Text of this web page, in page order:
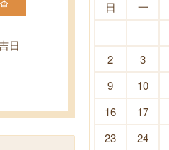
日
日 一
2
3
9 10
16
17
23
24